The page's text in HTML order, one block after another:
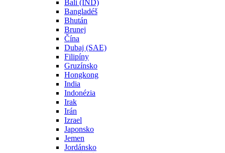
Bali (IND)
Bangladéš
Bhután
Brunej
Čína
Dubaj (SAE)
Filipíny
Gruzínsko
Hongkong
India
Indonézia
Irak
Irán
Izrael
Japonsko
Jemen
Jordánsko